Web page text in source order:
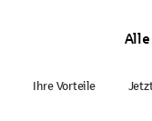
Ihre Vorteile